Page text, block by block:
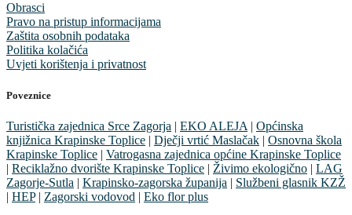
Obrasci
Pravo na pristup informacijama
Zaštita osobnih podataka
Politika kolačića
Uvjeti korištenja i privatnost
Poveznice
Turistička zajednica Srce Zagorja | EKO ALEJA | Općinska
knjižnica Krapinske Toplice | Dječji vrtić Maslačak | Osnovna škola
Krapinske Toplice | Vatrogasna zajednica općine Krapinske Toplice
| Reciklažno dvorište Krapinske Toplice | Živimo ekologično | LAG
Zagorje-Sutla | Krapinsko-zagorska županija | Službeni glasnik KZŽ
| HEP| Zagorski vodovod | Eko flor plus